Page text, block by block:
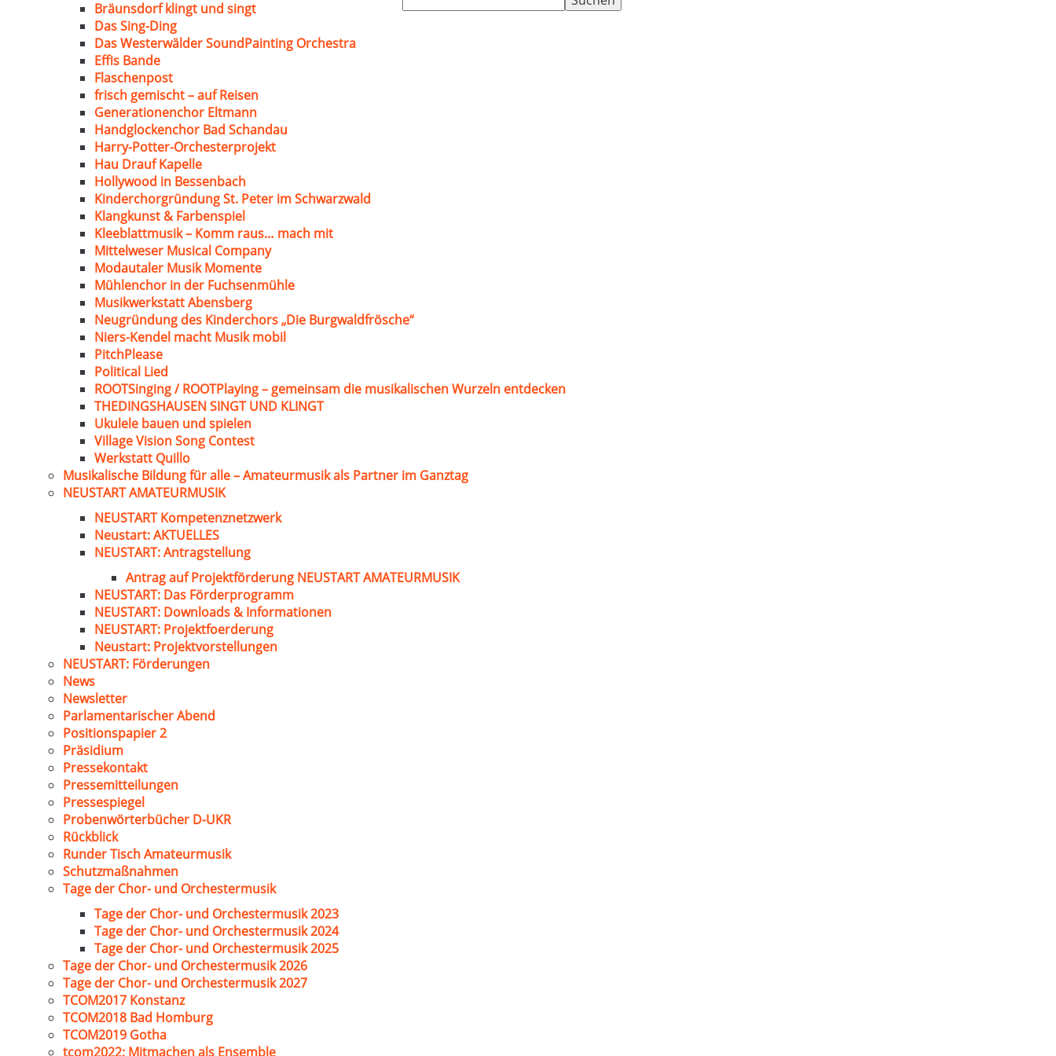
nach:
Bräunsdorf klingt und singt
Das Sing-Ding
Das Westerwälder SoundPainting Orchestra
Effis Bande
Flaschenpost
frisch gemischt – auf Reisen
Generationenchor Eltmann
Handglockenchor Bad Schandau
Harry-Potter-Orchesterprojekt
Hau Drauf Kapelle
Hollywood in Bessenbach
Kinderchorgründung St. Peter im Schwarzwald
Klangkunst & Farbenspiel
Kleeblattmusik – Komm raus… mach mit
Mittelweser Musical Company
Modautaler Musik Momente
Mühlenchor in der Fuchsenmühle
Musikwerkstatt Abensberg
Neugründung des Kinderchors „Die Burgwaldfrösche“
Niers-Kendel macht Musik mobil
PitchPlease
Political Lied
ROOTSinging / ROOTPlaying – gemeinsam die musikalischen Wurzeln entdecken
THEDINGSHAUSEN SINGT UND KLINGT
Ukulele bauen und spielen
Village Vision Song Contest
Werkstatt Quillo
Musikalische Bildung für alle – Amateurmusik als Partner im Ganztag
NEUSTART AMATEURMUSIK
NEUSTART Kompetenznetzwerk
Neustart: AKTUELLES
NEUSTART: Antragstellung
Antrag auf Projektförderung NEUSTART AMATEURMUSIK
NEUSTART: Das Förderprogramm
NEUSTART: Downloads & Informationen
NEUSTART: Projektfoerderung
Neustart: Projektvorstellungen
NEUSTART: Förderungen
News
Newsletter
Parlamentarischer Abend
Positionspapier 2
Präsidium
Pressekontakt
Pressemitteilungen
Pressespiegel
Probenwörterbücher D-UKR
Rückblick
Runder Tisch Amateurmusik
Schutzmaßnahmen
Tage der Chor- und Orchestermusik
Tage der Chor- und Orchestermusik 2023
Tage der Chor- und Orchestermusik 2024
Tage der Chor- und Orchestermusik 2025
Tage der Chor- und Orchestermusik 2026
Tage der Chor- und Orchestermusik 2027
TCOM2017 Konstanz
TCOM2018 Bad Homburg
TCOM2019 Gotha
tcom2022: Mitmachen als Ensemble